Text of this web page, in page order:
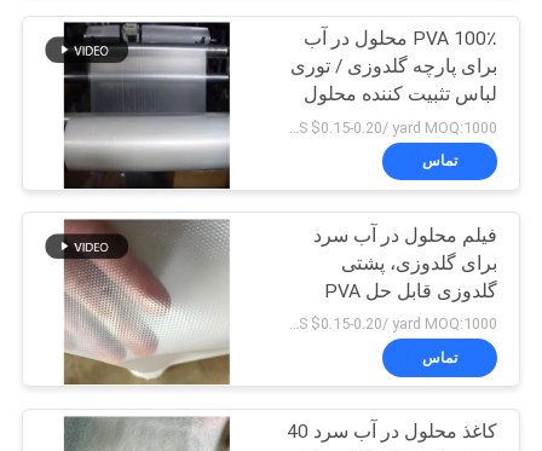
100٪ PVA محلول در آب
برای پارچه گلدوزی / توری
لباس تثبیت کننده محلول
در آب سرد
تماس
فیلم محلول در آب سرد
برای گلدوزی، پشتی
گلدوزی قابل حل PVA
شفاف
US $0.15-0.20/ yard MOQ:1000 یارد
تماس
کاغذ محلول در آب سرد 40